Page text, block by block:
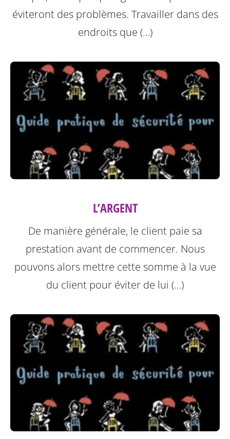
éviteront des problèmes. Travailler dans des
endroits que (…)
L’ARGENT
De manière générale, le client paie sa
prestation avant de commencer. Nous
pouvons alors mettre cette somme à la vue
du client pour éviter de lui (…)